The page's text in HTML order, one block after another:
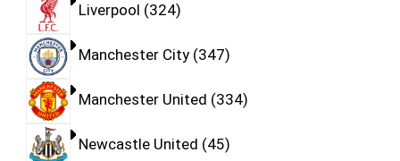
Liverpool 324
Manchester City 347
Manchester United 334
Newcastle United 45